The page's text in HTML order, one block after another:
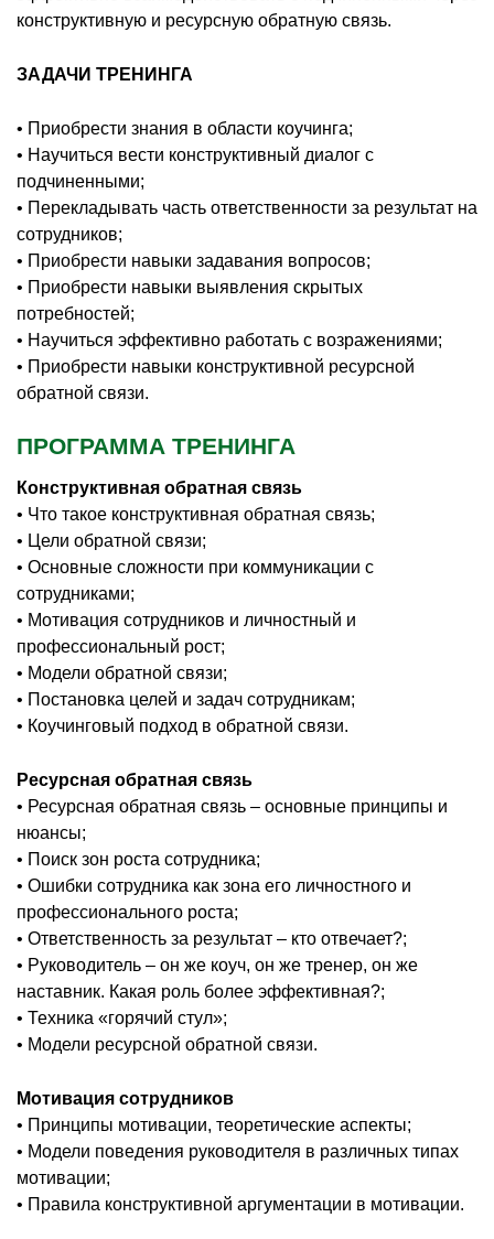
конструктивную и ресурсную обратную связь.
ЗАДАЧИ ТРЕНИНГА
• Приобрести знания в области коучинга;
• Научиться вести конструктивный диалог с
подчиненными;
• Перекладывать часть ответственности за результат на
сотрудников;
• Приобрести навыки задавания вопросов;
• Приобрести навыки выявления скрытых
потребностей;
• Научиться эффективно работать с возражениями;
• Приобрести навыки конструктивной ресурсной
обратной связи.
ПРОГРАММА ТРЕНИНГА
Конструктивная обратная связь
• Что такое конструктивная обратная связь;
• Цели обратной связи;
• Основные сложности при коммуникации с
сотрудниками;
• Мотивация сотрудников и личностный и
профессиональный рост;
• Модели обратной связи;
• Постановка целей и задач сотрудникам;
• Коучинговый подход в обратной связи.
Ресурсная обратная связь
• Ресурсная обратная связь – основные принципы и
нюансы;
• Поиск зон роста сотрудника;
• Ошибки сотрудника как зона его личностного и
профессионального роста;
• Ответственность за результат – кто отвечает?;
• Руководитель – он же коуч, он же тренер, он же
наставник. Какая роль более эффективная?;
• Техника «горячий стул»;
• Модели ресурсной обратной связи.
Мотивация сотрудников
• Принципы мотивации, теоретические аспекты;
• Модели поведения руководителя в различных типах
мотивации;
• Правила конструктивной аргументации в мотивации.